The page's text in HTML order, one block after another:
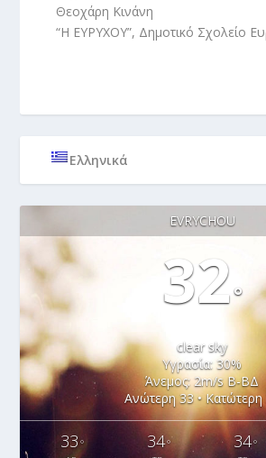
Θεοχάρη Κινάνη
“Η ΕΥΡΥΧΟΥ”, Δημοτικό Σχολείο
Ελληνικά
EVRYCHOU
32°
clear sky
Υγρασία: 30%
Άνεμος: 2m/s Β-ΒΔ
Ανώτερη 33 • Κατώτερη
33 ° 34° 34°